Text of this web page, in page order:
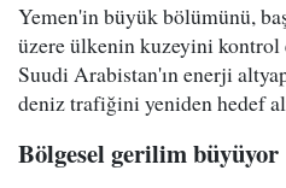
Yemen'in büyük bölümünü,
üzere ülkenin kuzeyini kontrol
Suudi Arabistan'ın enerji
deniz trafiğini yeniden hedef
Bölgesel gerilim büyüyor